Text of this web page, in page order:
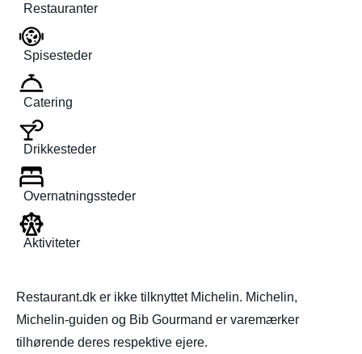
Restauranter
Spisesteder
Catering
Drikkesteder
Overnatningssteder
Aktiviteter
Restaurant.dk er ikke tilknyttet Michelin. Michelin,
Michelin-guiden og Bib Gourmand er varemærker
tilhørende deres respektive ejere.